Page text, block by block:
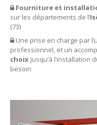
Fourniture et
sur les départements de l’
(73)
Une prise en charge par
professionnel, et un
choix jusqu’à l’installation
besoin